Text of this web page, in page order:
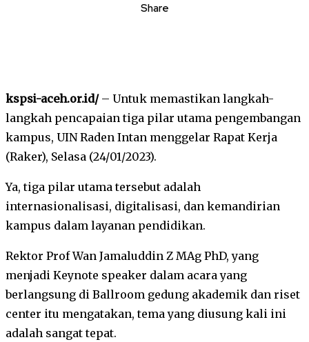
Share
kspsi-aceh.or.id/– Untuk memastikan langkah-
langkah pencapaian tiga pilar utama pengembangan
kampus, UIN Raden Intan menggelar Rapat Kerja
(Raker), Selasa (24/01/2023).
Ya, tiga pilar utama tersebut adalah
internasionalisasi, digitalisasi, dan kemandirian
kampus dalam layanan pendidikan.
Rektor Prof Wan Jamaluddin Z MAg PhD, yang
menjadi Keynote speaker dalam acara yang
berlangsung di Ballroom gedung akademik dan riset
center itu mengatakan, tema yang diusung kali ini
adalah sangat tepat.